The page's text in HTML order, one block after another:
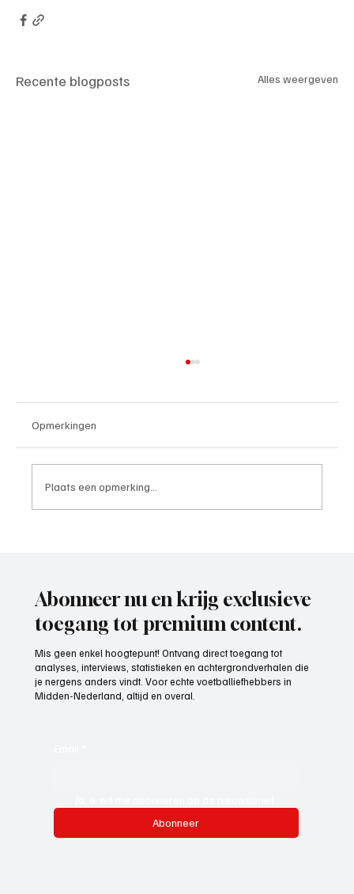
Recente blogposts Alles weergeven
Opmerkingen
Plaats een opmerking...
Abonneer nu en krijg exclusieve
toegang tot premium content.
Mis geen enkel hoogtepunt! Ontvang direct toegang tot
analyses, interviews, statistieken en achtergrondverhalen die
je nergens anders vindt. Voor echte voetballiefhebbers in
Midden-Nederland, altijd en overal.
Abonneer